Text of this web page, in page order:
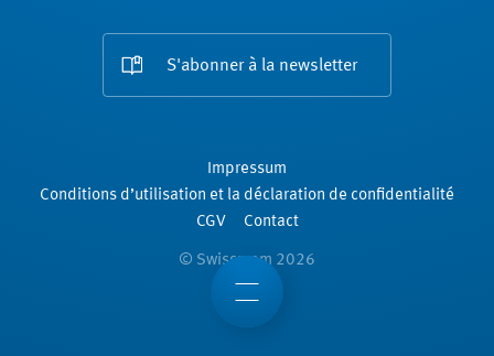
S'abonner à la newsletter
Impressum
Conditions d’utilisation et la déclaration de confidentialité
CGV
Contact
© Swissmem 2026